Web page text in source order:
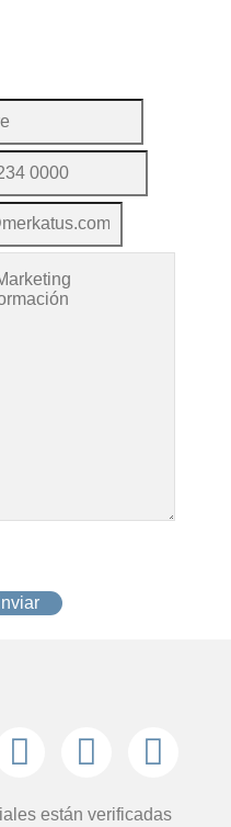
están verificadas